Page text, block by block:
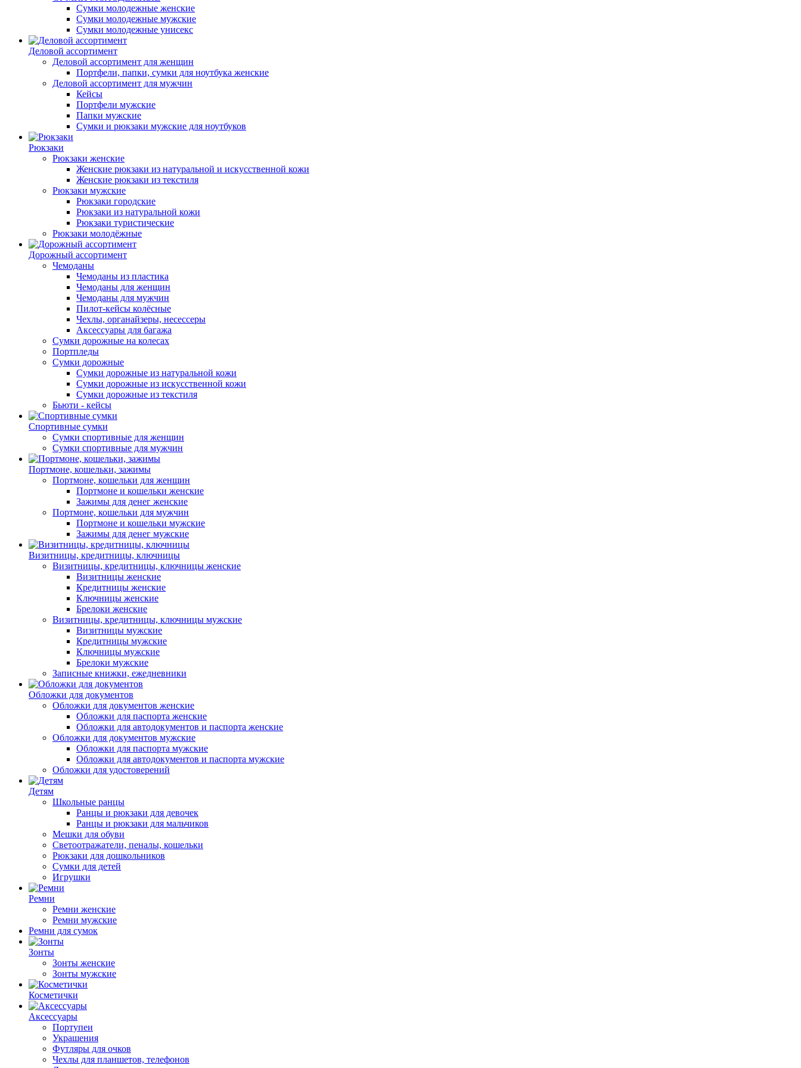
Сумки молодежные женские
Сумки молодежные мужские
Сумки молодежные унисекс
Деловой ассортимент
Деловой ассортимент для женщин
Портфели, папки, сумки для ноутбука женские
Деловой ассортимент для мужчин
Кейсы
Портфели мужские
Папки мужские
Сумки и рюкзаки мужские для ноутбуков
Рюкзаки
Рюкзаки женские
Женские рюкзаки из натуральной и искусственной кожи
Женские рюкзаки из текстиля
Рюкзаки мужские
Рюкзаки городские
Рюкзаки из натуральной кожи
Рюкзаки туристические
Рюкзаки молодёжные
Дорожный ассортимент
Чемоданы
Чемоданы из пластика
Чемоданы для женщин
Чемоданы для мужчин
Пилот-кейсы колёсные
Чехлы, органайзеры, несессеры
Аксессуары для багажа
Сумки дорожные на колесах
Портпледы
Сумки дорожные
Сумки дорожные из натуральной кожи
Сумки дорожные из искусственной кожи
Сумки дорожные из текстиля
Бьюти - кейсы
Спортивные сумки
Сумки спортивные для женщин
Сумки спортивные для мужчин
Портмоне, кошельки, зажимы
Портмоне, кошельки для женщин
Портмоне и кошельки женские
Зажимы для денег женские
Портмоне, кошельки для мужчин
Портмоне и кошельки мужские
Зажимы для денег мужские
Визитницы, кредитницы, ключницы
Визитницы, кредитницы, ключницы женские
Визитницы женские
Кредитницы женские
Ключницы женские
Брелоки женские
Визитницы, кредитницы, ключницы мужские
Визитницы мужские
Кредитницы мужские
Ключницы мужские
Брелоки мужские
Записные книжки, ежедневники
Обложки для документов
Обложки для документов женские
Обложки для паспорта женские
Обложки для автодокументов и паспорта женские
Обложки для документов мужские
Обложки для паспорта мужские
Обложки для автодокументов и паспорта мужские
Обложки для удостоверений
Детям
Школьные ранцы
Ранцы и рюкзаки для девочек
Ранцы и рюкзаки для мальчиков
Мешки для обуви
Светоотражатели, пеналы, кошельки
Рюкзаки для дошкольников
Сумки для детей
Игрушки
Ремни
Ремни женские
Ремни мужские
Ремни для сумок
Зонты
Зонты женские
Зонты мужские
Косметички
Аксессуары
Портупеи
Украшения
Футляры для очков
Чехлы для планшетов, телефонов